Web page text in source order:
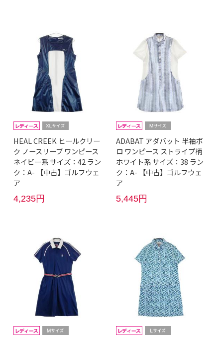
HEAL CREEK ヒールクリー
ク ノースリーブ ワンピース
ネイビー系 サイズ：42 ラン
ク：A- 【中古】ゴルフウェ
ア
4,235円
ADABAT アダバット 半袖ポ
ロ ワンピース ストライプ柄
ホワイト系 サイズ：38 ラン
ク：A- 【中古】ゴルフウェ
ア
5,445円